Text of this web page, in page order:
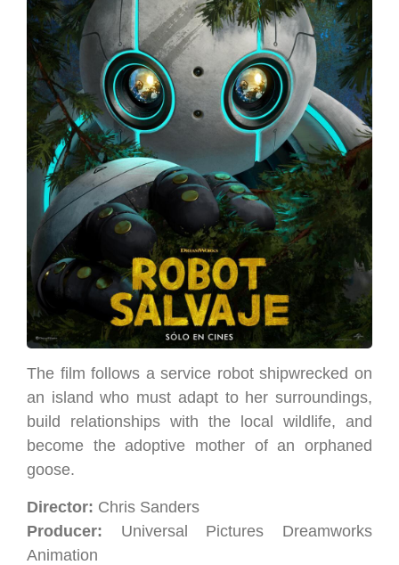
The film follows a service robot shipwrecked on
an island who must adapt to her surroundings,
build relationships with the local wildlife, and
become the adoptive mother of an orphaned
goose.
Director: Chris Sanders
Producer: Universal Pictures Dreamworks
Animation